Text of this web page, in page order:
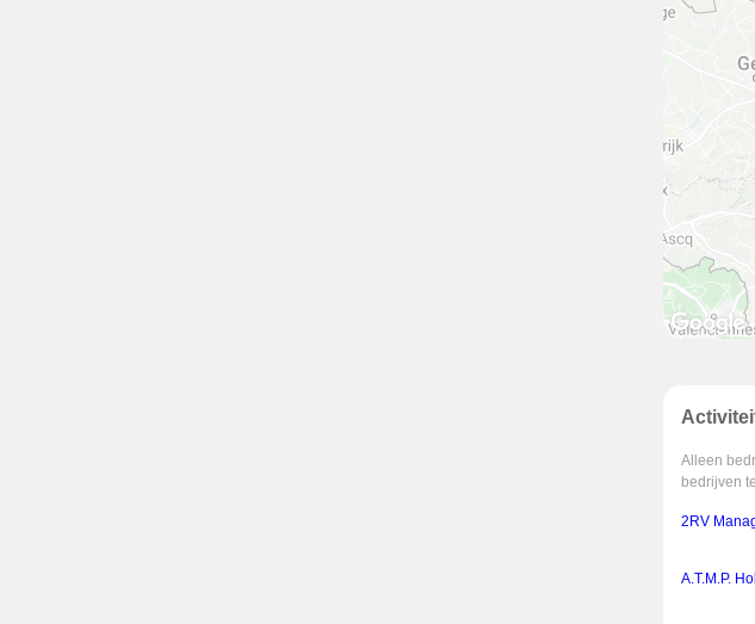
Alleen
bedrijven
2RV
A.T.M.P.